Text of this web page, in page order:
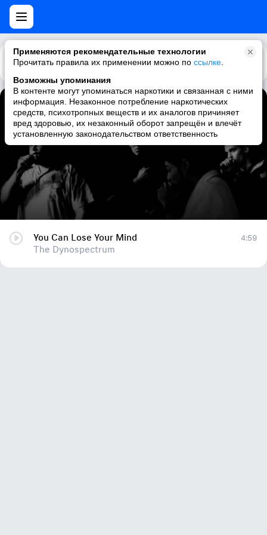
Применяются рекомендательные технологии
Прочитать правила их применении можно по ссылке
Возможны упоминания
В контенте могут упоминаться наркотики и связанная с ними
информация. Незаконное потребление наркотических
средств, психотропных веществ и их аналогов причиняет
вред здоровью, их незаконный оборот запрещён и влечёт
установленную законодательством ответственность
Каталог Рекомендации
You Can Lose Your Mind
The Dynospectrum
You Can Lose Your Mind
The Dynospectrum
4:59